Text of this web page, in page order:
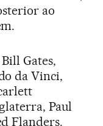
ao
Gates,
da Vinci,
Paul
Flanders.